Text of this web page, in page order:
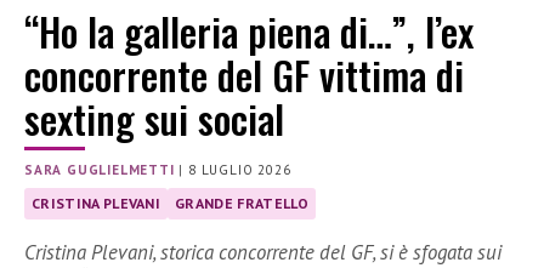
“Ho la galleria piena di…”, l’ex
concorrente del GF vittima di
sexting sui social
SARA GUGLIELMETTI | 8 LUGLIO 2026
CRISTINA PLEVANI GRANDE FRATELLO
Cristina Plevani, storica concorrente del GF, si è sfogata sui